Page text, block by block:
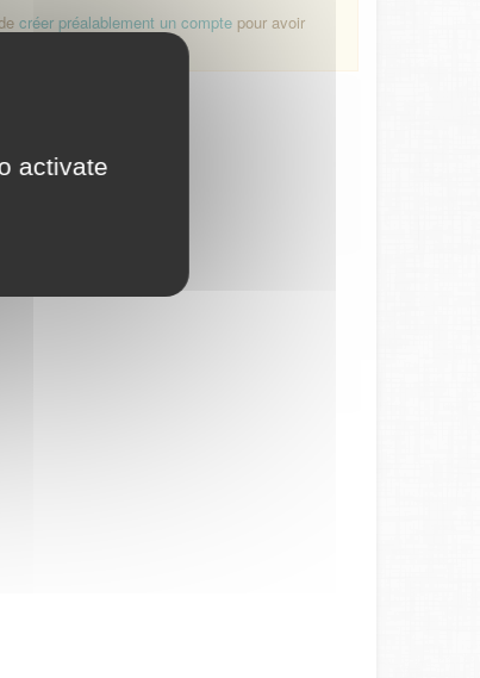
activate
créer préalablement un compte pour avoir